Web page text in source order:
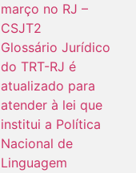
março no RJ –
CSJT2
Glossário Jurídico
do TRT-RJ é
atualizado para
atender à lei que
institui a Política
Nacional de
Linguagem